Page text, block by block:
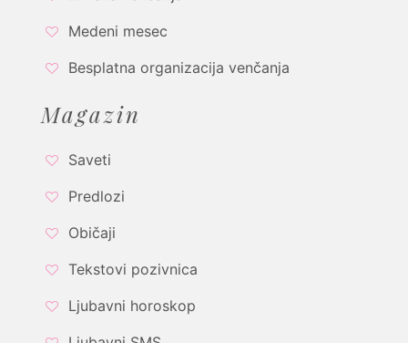
Medeni mesec
Besplatna organizacija venčanja
Magazin
Saveti
Predlozi
Običaji
Tekstovi pozivnica
Ljubavni horoskop